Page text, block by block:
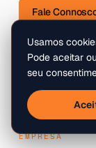
Fale
SERVIÇOS
Desenvolvimento
Automação
Soluções
EMPRESA
Usamos
Pode aceitar
seu